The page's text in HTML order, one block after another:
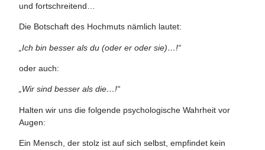
und fortschreitend…
Die Botschaft des Hochmuts nämlich lautet:
„Ich bin besser als du (oder er oder sie)…!“
oder auch:
„Wir sind besser als die…!“
Halten wir uns die folgende psychologische Wahrheit vor
Augen:
Ein Mensch, der stolz ist auf sich selbst, empfindet kein